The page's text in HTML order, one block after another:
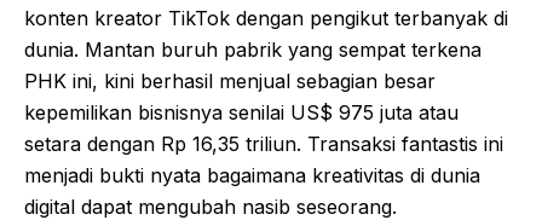
konten kreator TikTok dengan pengikut terbanyak di
dunia. Mantan buruh pabrik yang sempat terkena
PHK ini, kini berhasil menjual sebagian besar
kepemilikan bisnisnya senilai US$ 975 juta atau
setara dengan Rp 16,35 triliun. Transaksi fantastis ini
menjadi bukti nyata bagaimana kreativitas di dunia
digital dapat mengubah nasib seseorang.